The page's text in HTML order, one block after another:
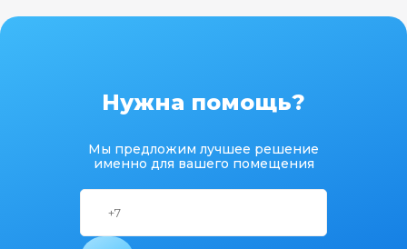
Нужна помощь?
Мы предложим лучшее решение
именно для вашего помещения